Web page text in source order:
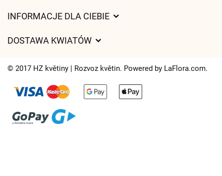
INFORMACJE DLA CIEBIE
Czasy dostawy kwiatów – przegląd możliwości
DOSTAWA KWIATÓW
Gdzie dostarczamy kwiaty
Ciasteczka
© 2017 HZ květiny | Rozvoz květin. Powered by LaFlora.com.